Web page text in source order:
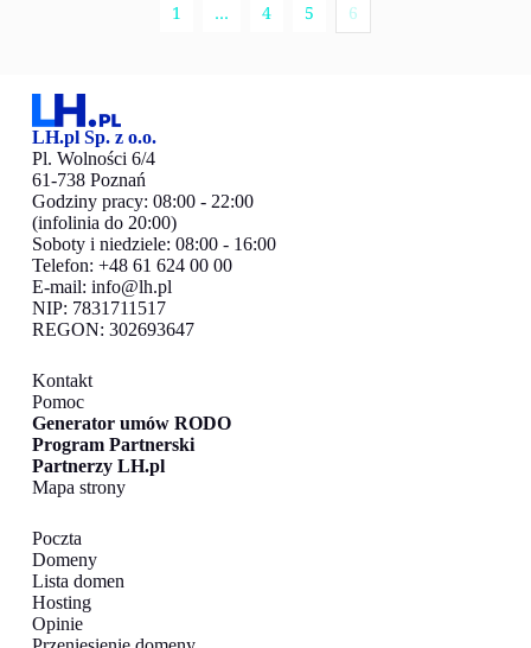
1 … 4 5 6
LH.pl Sp. z o.o.
Pl. Wolności 6/4
61-738 Poznań
Godziny pracy: 08:00 - 22:00
(infolinia do 20:00)
Soboty i niedziele: 08:00 - 16:00
Telefon: +48 61 624 00 00
E-mail: info@lh.pl
NIP: 7831711517
REGON: 302693647
Kontakt
Pomoc
Generator umów RODO
Program Partnerski
Partnerzy LH.pl
Mapa strony
Poczta
Domeny
Lista domen
Hosting
Opinie